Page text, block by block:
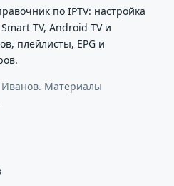
по IPTV: настройка
TV, Android TV и
плейлисты, EPG и
Иванов. Материалы